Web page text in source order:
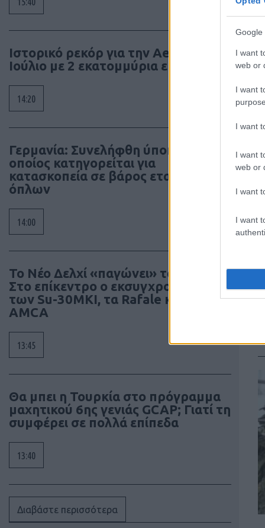
Google
I want
web or
I want
I want
I want
web or
I want
I want
Ιστορικό ρεκόρ για την Aegean τον
Ιούλιο με 2 εκατομμύρια επιβάτες
14:20
Γερμανία: Συνελήφθη ύποπτος ο
οποίος κατηγορείται για
κατασκοπεία σε βάρος εταιρίας
όπλων
14:00
Το Νέο Δελχί «παγώνει» το Su-57E –
Στο επίκεντρο ο εκσυγχρονισμός
των Su-30MKI, τα Rafale και το
AMCA
13:45
Θα μπει η Τουρκία στο πρόγραμμα
μαχητικού 6ης γενιάς GCAP; Γιατί τη
συμφέρει σε πολλά επίπεδα
13:40
Διαβάστε περισσότερα